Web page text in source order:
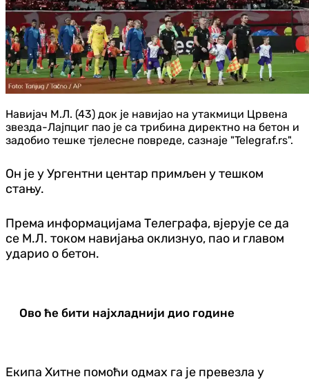
Навијач М.Л. (43) док је навијао на утакмици Црвена
звезда-Лајпциг пао је са трибина директно на бетон и
задобио тешке тјелесне повреде, сазнаје "Telegraf.rs".
Он је у Ургентни центар примљен у тешком
стању.
Према информацијама Телеграфа, вјерује се да
се М.Л. током навијања оклизнуо, пао и главом
ударио о бетон.
Ово ће бити најхладнији дио године
Екипа Хитне помоћи одмах га је превезла у